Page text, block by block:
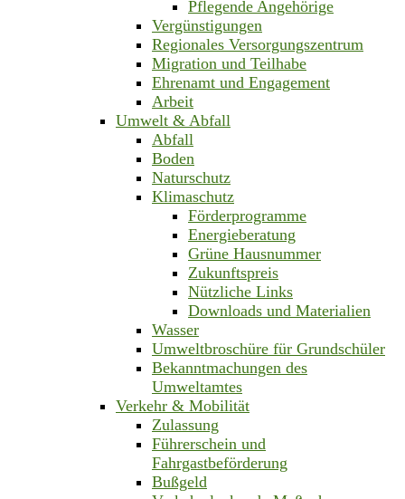
Pflegende Angehörige
Vergünstigungen
Regionales Versorgungszentrum
Migration und Teilhabe
Ehrenamt und Engagement
Arbeit
Umwelt & Abfall
Abfall
Boden
Naturschutz
Klimaschutz
Förderprogramme
Energieberatung
Grüne Hausnummer
Zukunftspreis
Nützliche Links
Downloads und Materialien
Wasser
Umweltbroschüre für Grundschüler
Bekanntmachungen des
Umweltamtes
Verkehr & Mobilität
Zulassung
Führerschein und
Fahrgastbeförderung
Bußgeld